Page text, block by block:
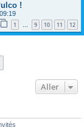
!
1 … 9 10 11 12
Aller